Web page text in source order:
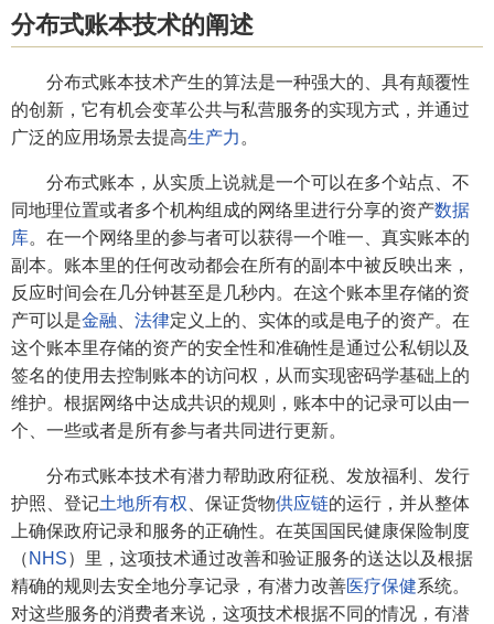
分布式账本技术的阐述
分布式账本技术产生的算法是一种强大的、具有颠覆性
的创新，它有机会变革公共与私营服务的实现方式，并通过
广泛的应用场景去提高生产力 。
分布式账本，从实质上说就是一个可以在多个站点、不
同地理位置或者多个机构组成的网络里进行分享的资产数据
库。在一个网络里的参与者可以获得一个唯一、真实账本的
副本。账本里的任何改动都会在所有的副本中被反映出来，
反应时间会在几分钟甚至是几秒内。在这个账本里存储的资
产可以是金融 法律定义上的、实体的或是电子的资产。在
这个账本里存储的资产的安全性和准确性是通过公私钥以及
签名的使用去控制账本的访问权，从而实现密码学基础上的
维护。根据网络中达成共识的规则，账本中的记录可以由一
个、一些或者是所有参与者共同进行更新。
分布式账本技术有潜力帮助政府征税、发放福利、发行
护照、登记土地所有权 、保证货物供应链的运行，并从整体
上确保政府记录和服务的正确性。在英国国民健康保险制度
（ NHS）里，这项技术通过改善和验证服务的送达以及根据
精确的规则去安全地分享记录，有潜力改善医疗保健系统。
对这些服务的消费者来说，这项技术根据不同的情况，有潜